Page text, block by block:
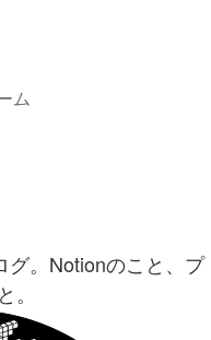
ム
グ。Notionのこと、プ